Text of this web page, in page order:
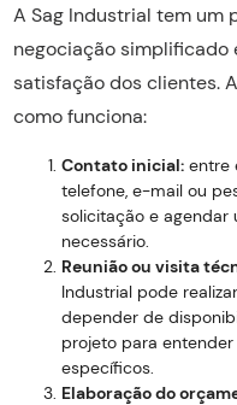
A Sag Industrial tem um
negociação simplificado
satisfação dos clientes.
como funciona:
Contato inicial:entre
telefone, e-mail ou
solicitação e agendar
necessário.
Reunião ou visita
Industrial pode
depender de
projeto para
específicos.
Elaboração do